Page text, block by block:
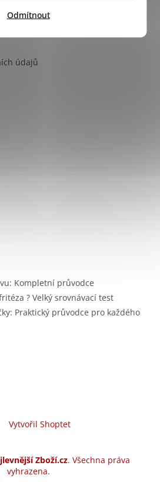
Odmítnout
údajů
Kompletní průvodce
? Velký srovnávací test
Praktický průvodce pro každého
Vytvořil Shoptet
Zboží.cz. Všechna práva
vyhrazena.